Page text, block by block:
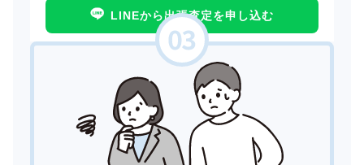
LINEから出張査定を申し込む